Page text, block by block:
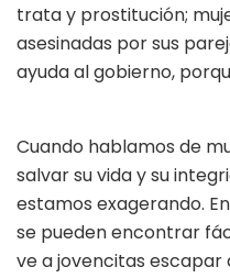
trata y prostitución;
asesinadas por sus
ayuda al gobierno,
Cuando hablamos de
salvar su vida y su
estamos exagerando.
se pueden encontrar
ve a jovencitas escapar